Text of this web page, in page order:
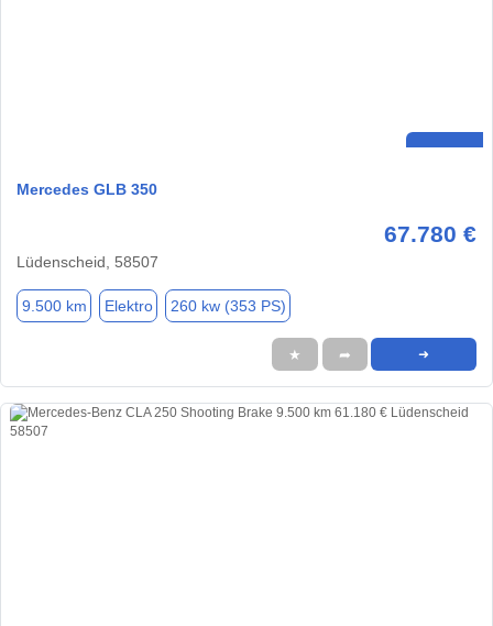
Mercedes GLB 350
67.780 €
Lüdenscheid, 58507
9.500 km Elektro 260 kw (353 PS)
★ ➦ ➜